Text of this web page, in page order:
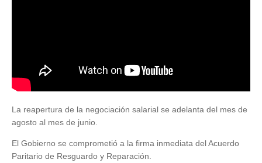
La reapertura de la negociación salarial se adelanta del mes de
agosto al mes de junio.
El Gobierno se comprometió a la firma inmediata del Acuerdo
Paritario de Resguardo y Reparación.